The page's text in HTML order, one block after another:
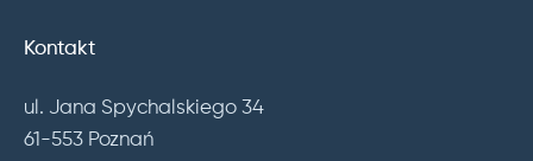
Kontakt
ul. Jana Spychalskiego 34
61-553 Poznań